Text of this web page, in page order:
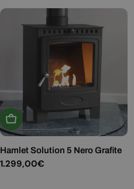
Aggiungi Al Carrello
Hamlet Solution 5 Nero Grafite
Prezzo
1.299,00€